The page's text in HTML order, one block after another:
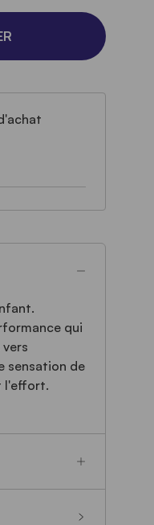
qui
sensation de
l'effort.